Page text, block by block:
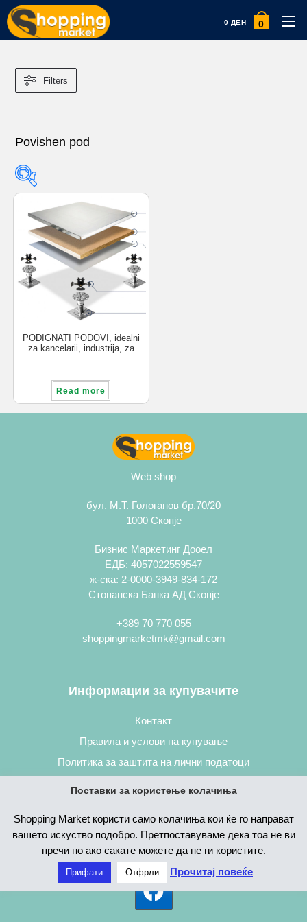
0 ДЕН 0
Filters
Povishen pod
Product categories
Product categories
Product tags
PODIGNATI PODOVI, idealni
za kancelarii, industrija, za
Read more
Web shop
бул. М.Т. Гологанов бр.70/20
1000 Скопје
Бизнис Маркетинг Дооел
ЕДБ: 4057022559547
ж-ска: 2-0000-3949-834-172
Стопанска Банка АД Скопје
+389 70 770 055
shoppingmarketmk@gmail.com
Информации за купувачите
Контакт
Правила и услови на купување
Политика за заштита на лични податоци
Поставки за користење колачиња
Shopping Market користи само колачиња кои ќе го направат
вашето искуство подобро. Претпоставуваме дека тоа не ви
пречи но ако сакате можете да не ги користите.
Прифати Отфрли Прочитај повеќе